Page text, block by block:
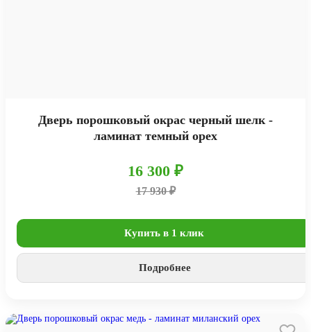
Дверь порошковый окрас черный шелк -
ламинат темный орех
16 300 ₽
17 930 ₽
Купить в 1 клик
Подробнее